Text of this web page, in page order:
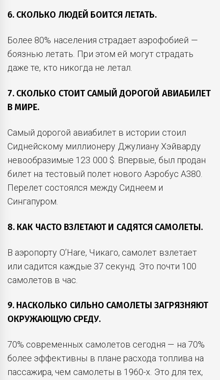
6. СКОЛЬКО ЛЮДЕЙ БОИТСЯ ЛЕТАТЬ.
Более 80% населения страдает аэрофобией —
боязнью летать. При этом ей могут страдать
даже те, кто никогда не летал.
7. СКОЛЬКО СТОИТ САМЫЙ ДОРОГОЙ АВИАБИЛЕТ
В МИРЕ.
Самый дорогой авиабилет в истории стоил
Сиднейскому миллионеру Джулиану Хэйварду
невообразимые 123 000 $. Впервые, был продан
билет на тестовый полет нового Аэробус A380.
Перелет состоялся между Сиднеем и
Сингапуром.
8. КАК ЧАСТО ВЗЛЕТАЮТ И САДЯТСЯ САМОЛЕТЫ.
В аэропорту O’Hare, Чикаго, самолет взлетает
или садится каждые 37 секунд. Это почти 100
самолетов в час.
9. НАСКОЛЬКО СИЛЬНО САМОЛЕТЫ ЗАГРЯЗНЯЮТ
ОКРУЖАЮЩУЮ СРЕДУ.
70% современных самолетов сегодня — на 70%
более эффективны в плане расхода топлива на
пассажира, чем самолеты в 1960-х. Это для тех,